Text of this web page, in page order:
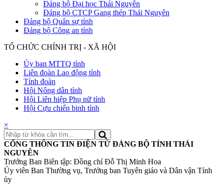
Đảng bộ Đại học Thái Nguyên
Đảng bộ CTCP Gang thép Thái Nguyên
Đảng bộ Quân sự tỉnh
Đảng bộ Công an tỉnh
TỔ CHỨC CHÍNH TRỊ - XÃ HỘI
Ủy ban MTTQ tỉnh
Liên đoàn Lao động tỉnh
Tỉnh đoàn
Hội Nông dân tỉnh
Hội Liên hiệp Phụ nữ tỉnh
Hội Cựu chiến binh tỉnh
×
CỔNG THÔNG TIN ĐIỆN TỬ ĐẢNG BỘ TỈNH THÁI
NGUYÊN
Trưởng Ban Biên tập: Đồng chí Đỗ Thị Minh Hoa
Ủy viên Ban Thường vụ, Trưởng ban Tuyên giáo và Dân vận Tỉnh
ủy